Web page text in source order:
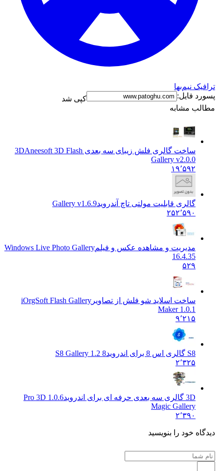
ترافیک نیم‌بها
پسورد فایل:
کپی شد
مطالب مشابه
ساخت گالری فلش زیبای سه بعدی 3D Aneesoft 3D Flash
Gallery v2.0.0
۱۹٬۵۹۲
گالری قابلیت مولتی تاچ آندرویدGallery v1.6.9
۲۵۲٬۵۹۰
مدیریت و مشاهده عکس و فیلمWindows Live Photo Gallery
16.4.35
۵۲۹
ساخت اسلاید شو فلش از تصاویر iOrgSoft Flash Gallery
Maker 1.0.1
۹٬۲۱۵
S8 گالری اس 8 برای اندروید
S8 Gallery 1.2 8
۲٬۳۲۵
3D گالری سه بعدی حرفه ای برای اندروید
1.0.6 Pro 3D
Magic Gallery
۲٬۳۹۰
دیدگاه خود را بنویسید